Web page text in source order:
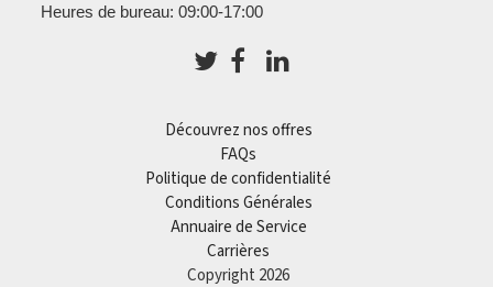
Heures de bureau: 09:00-17:00
Découvrez nos offres
FAQs
Politique de confidentialité
Conditions Générales
Annuaire de Service
Carrières
Copyright 2026